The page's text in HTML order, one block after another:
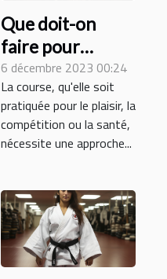
Que doit-on
faire pour
améliorer la
performance de
courses ?
6 décembre 2023 00:24
La course, qu'elle soit
pratiquée pour le plaisir, la
compétition ou la santé,
nécessite une approche...